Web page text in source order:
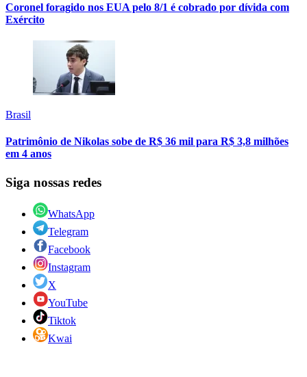
Coronel foragido nos EUA pelo 8/1 é cobrado por dívida com
Exército
Brasil
Patrimônio de Nikolas sobe de R$ 36 mil para R$ 3,8 milhões
em 4 anos
Siga nossas redes
WhatsApp
Telegram
Facebook
Instagram
X
YouTube
Tiktok
Kwai